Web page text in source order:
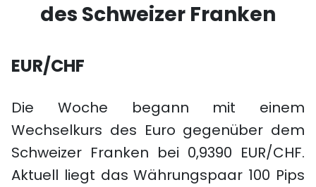
des Schweizer Franken
EUR/CHF
Die Woche begann mit einem
Wechselkurs des Euro gegenüber dem
Schweizer Franken bei 0,9390 EUR/CHF.
Aktuell liegt das Währungspaar 100 Pips